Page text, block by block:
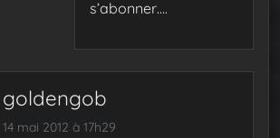
s’abonner….
goldengob
14 mai 2012 à 17h29